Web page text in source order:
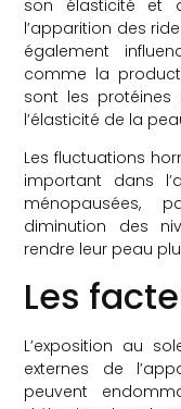
son élasticité et
l’apparition des
également
comme la
sont les
l’élasticité de la
Les fluctuations
important dans
ménopausées,
diminution des
rendre leur peau
Les
L’exposition au
externes de
peuvent